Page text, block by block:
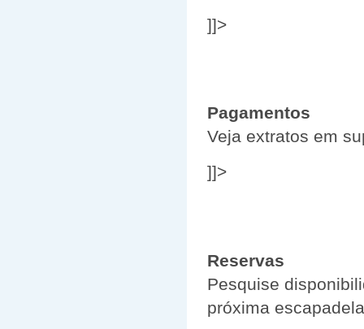
]]>
Pagamentos
Veja extratos em
]]>
Reservas
Pesquise
próxima